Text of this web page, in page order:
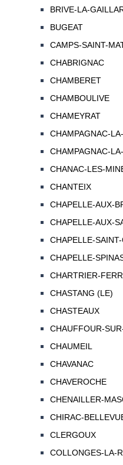
BRIVE-LA-
BUGEAT
CAMPS-SAINT-
CHABRIGNAC
CHAMBERET
CHAMBOULIVE
CHAMEYRAT
CHAMPAGNAC-
CHAMPAGNAC-
CHANAC-LES-
CHANTEIX
CHAPELLE-AUX-
CHAPELLE-AUX-
CHAPELLE-
CHAPELLE-
CHARTRIER-
CHASTANG (LE)
CHASTEAUX
CHAUFFOUR-
CHAUMEIL
CHAVANAC
CHAVEROCHE
CHENAILLER-
CHIRAC-
CLERGOUX
COLLONGES-LA-